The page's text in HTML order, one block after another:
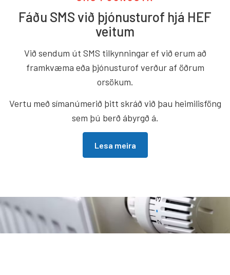
Fáðu SMS við þjónusturof hjá HEF
veitum
Við sendum út SMS tilkynningar ef við erum að
framkvæma eða þjónusturof verður af öðrum
orsökum.
Vertu með símanúmerið þitt skráð við þau heimilisföng
sem þú berð ábyrgð á.
Lesa meira